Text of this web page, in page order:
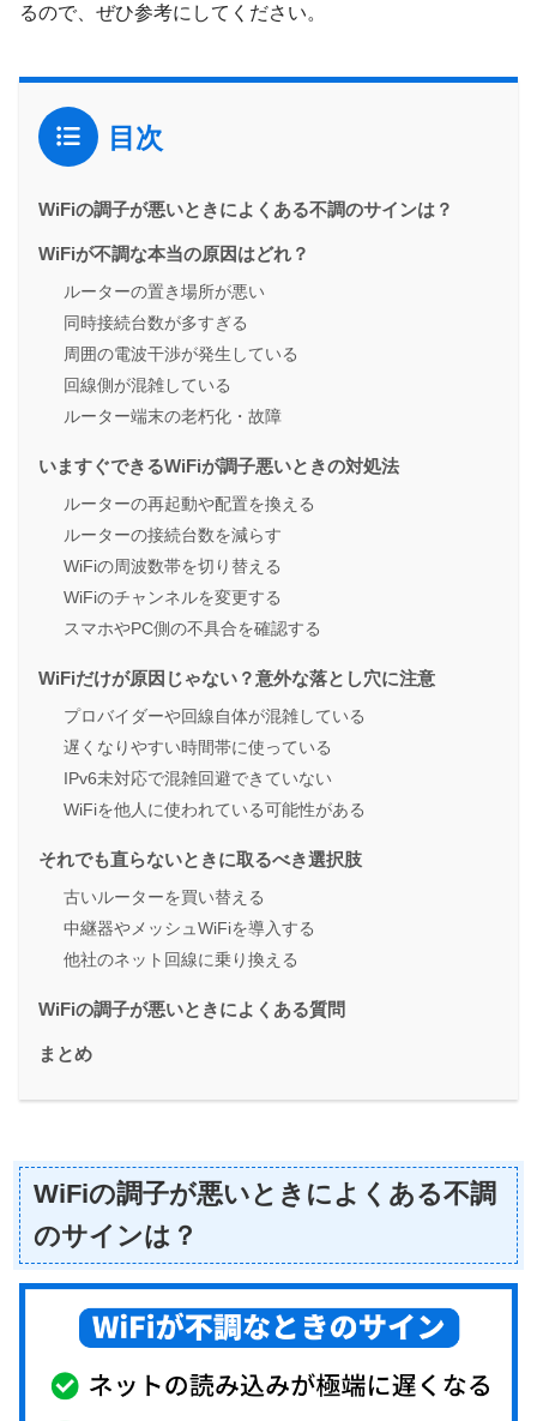
るので、ぜひ参考にしてください。
目次
WiFiの調子が悪いときによくある不調のサインは？
WiFiが不調な本当の原因はどれ？
ルーターの置き場所が悪い
同時接続台数が多すぎる
周囲の電波干渉が発生している
回線側が混雑している
ルーター端末の老朽化・故障
いますぐできるWiFiが調子悪いときの対処法
ルーターの再起動や配置を換える
ルーターの接続台数を減らす
WiFiの周波数帯を切り替える
WiFiのチャンネルを変更する
スマホやPC側の不具合を確認する
WiFiだけが原因じゃない？意外な落とし穴に注意
プロバイダーや回線自体が混雑している
遅くなりやすい時間帯に使っている
IPv6未対応で混雑回避できていない
WiFiを他人に使われている可能性がある
それでも直らないときに取るべき選択肢
古いルーターを買い替える
中継器やメッシュWiFiを導入する
他社のネット回線に乗り換える
WiFiの調子が悪いときによくある質問
まとめ
WiFiの調子が悪いときによくある不調
のサインは？